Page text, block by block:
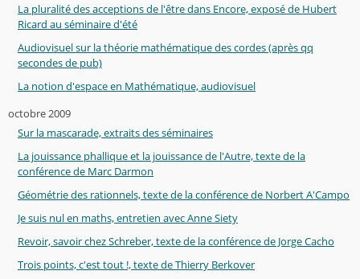
La pluralité des acceptions de l'être dans Encore, exposé de Hubert
Ricard au séminaire d'été
Audiovisuel sur la théorie mathématique des cordes (après qq
secondes de pub)
La notion d'espace en Mathématique, audiovisuel
octobre 2009
Sur la mascarade, extraits des séminaires
La jouissance phallique et la jouissance de l'Autre, texte de la
conférence de Marc Darmon
Géométrie des rationnels, texte de la conférence de Norbert A'Campo
Je suis nul en maths, entretien avec Anne Siety
Revoir, savoir chez Schreber, texte de la conférence de Jorge Cacho
Trois points, c'est tout !, texte de Thierry Berkover